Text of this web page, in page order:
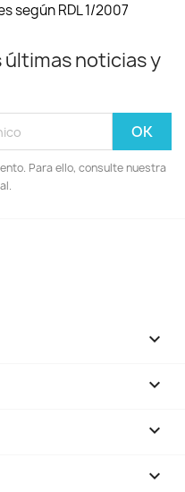
según RDL 1/2007
noticias y
Para ello, consulte nuestra



keyboard_arrow_down